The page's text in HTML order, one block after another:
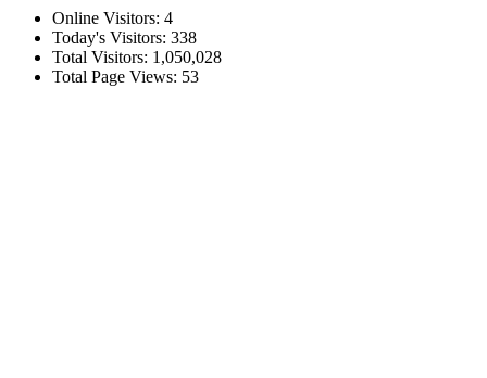
Online Visitors: 4
Today's Visitors: 338
Total Visitors: 1,050,028
Total Page Views: 53